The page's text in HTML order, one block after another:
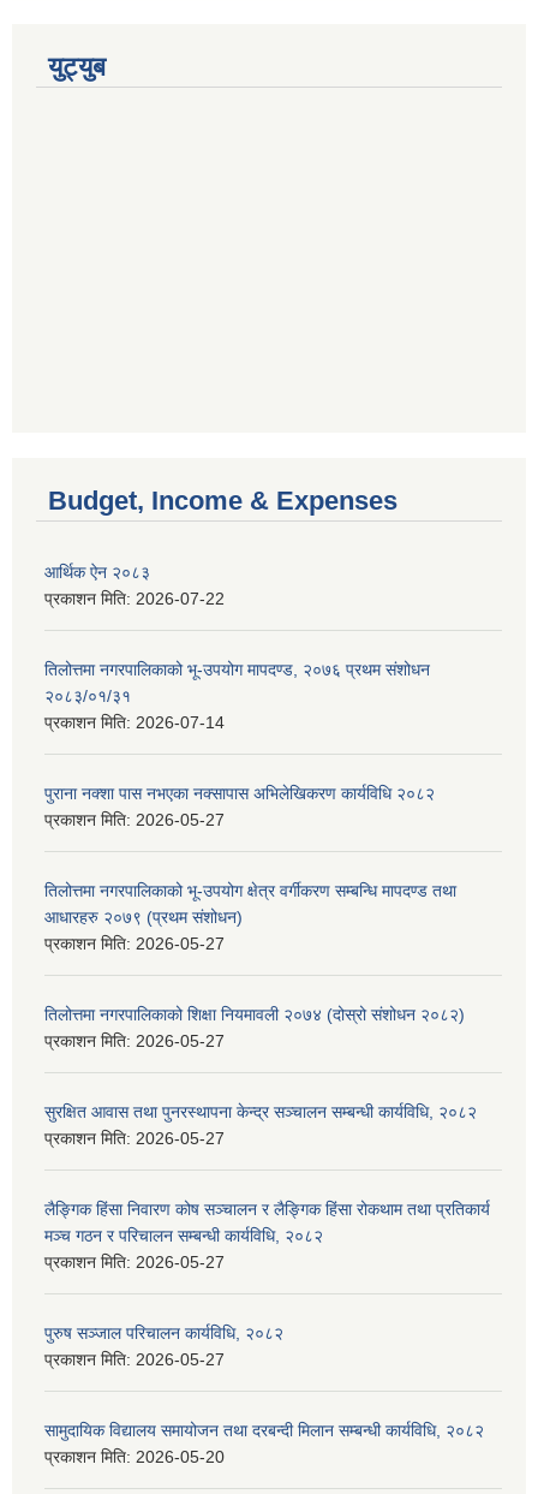
युट्युब
Budget, Income & Expenses
आर्थिक ऐन २०८३
प्रकाशन मिति: 2026-07-22
तिलोत्तमा नगरपालिकाको भू-उपयोग मापदण्ड, २०७६ प्रथम संशोधन
२०८३/०१/३१
प्रकाशन मिति: 2026-07-14
पुराना नक्शा पास नभएका नक्सापास अभिलेखिकरण कार्यविधि २०८२
प्रकाशन मिति: 2026-05-27
तिलोत्तमा नगरपालिकाको भू-उपयोग क्षेत्र वर्गीकरण सम्बन्धि मापदण्ड तथा
आधारहरु २०७९ (प्रथम संशोधन)
प्रकाशन मिति: 2026-05-27
तिलोत्तमा नगरपालिकाको शिक्षा नियमावली २०७४ (दोस्रो संशोधन २०८२)
प्रकाशन मिति: 2026-05-27
सुरक्षित आवास तथा पुनरस्थापना केन्द्र सञ्चालन सम्बन्धी कार्यविधि, २०८२
प्रकाशन मिति: 2026-05-27
लैङ्गिक हिंसा निवारण कोष सञ्चालन र लैङ्गिक हिंसा रोकथाम तथा प्रतिकार्य
मञ्च गठन र परिचालन सम्बन्धी कार्यविधि, २०८२
प्रकाशन मिति: 2026-05-27
पुरुष सञ्जाल परिचालन कार्यविधि, २०८२
प्रकाशन मिति: 2026-05-27
सामुदायिक विद्यालय समायोजन तथा दरबन्दी मिलान सम्बन्धी कार्यविधि, २०८२
प्रकाशन मिति: 2026-05-20